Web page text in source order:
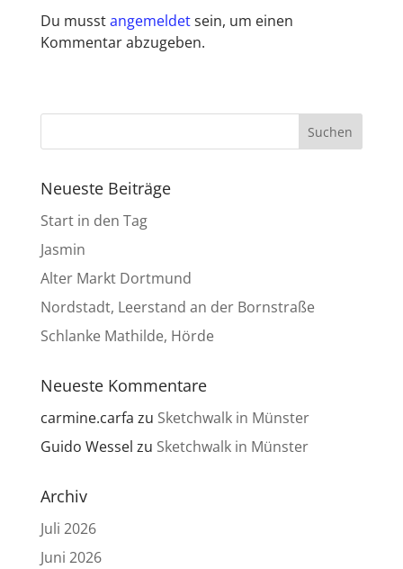
Du musstangemeldetsein, um einen
Kommentar abzugeben.
Neueste Beiträge
Start in den Tag
Jasmin
Alter Markt Dortmund
Nordstadt, Leerstand an der Bornstraße
Schlanke Mathilde, Hörde
Neueste Kommentare
carmine.carfa zu Sketchwalk in Münster
Guido Wessel zu Sketchwalk in Münster
Archiv
Juli 2026
Juni 2026